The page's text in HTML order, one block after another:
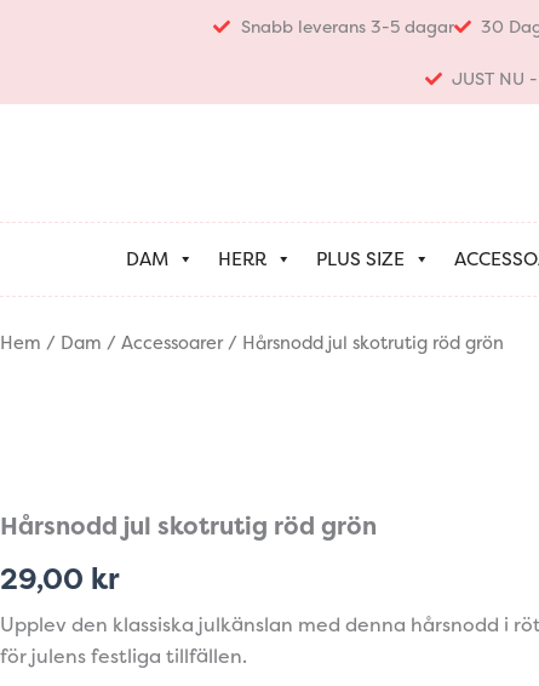
Snabb leverans 3-5 dagar 30
JUST NU
DAM HERR PLUS SIZE
Hem / Dam / Accessoarer/ Hårsnodd jul skotrutig röd grön
Hårsnodd jul skotrutig röd grön
29,00 kr
Upplev den klassiska julkänslan med denna hårsnodd
för julens festliga tillfällen.